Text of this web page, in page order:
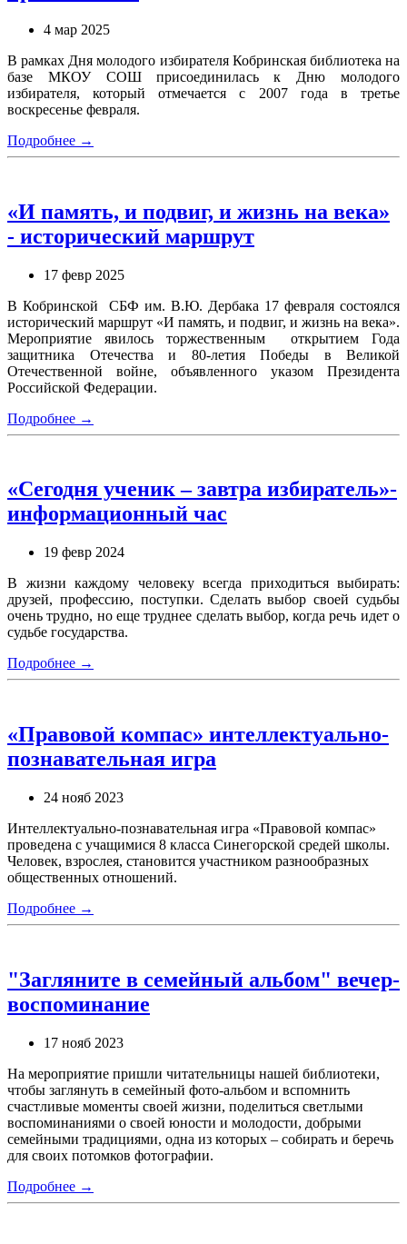
4 мар 2025
В рамках Дня молодого избирателя Кобринская библиотека на
базе МКОУ СОШ присоединилась к Дню молодого
избирателя, который отмечается с 2007 года в третье
воскресенье февраля.
Подробнее →
«И память, и подвиг, и жизнь на века»
- исторический маршрут
17 февр 2025
В Кобринской СБФ им. В.Ю. Дербака 17 февраля состоялся
исторический маршрут «И память, и подвиг, и жизнь на века».
Мероприятие явилось торжественным открытием Года
защитника Отечества и 80-летия Победы в Великой
Отечественной войне, объявленного указом Президента
Российской Федерации.
Подробнее →
«Сегодня ученик – завтра избиратель»-
информационный час
19 февр 2024
В жизни каждому человеку всегда приходиться выбирать:
друзей, профессию, поступки. Сделать выбор своей судьбы
очень трудно, но еще труднее сделать выбор, когда речь идет о
судьбе государства.
Подробнее →
«Правовой компас» интеллектуально-
познавательная игра
24 нояб 2023
Интеллектуально-познавательная игра «Правовой компас»
проведена с учащимися 8 класса Синегорской средей школы.
Человек, взрослея, становится участником разнообразных
общественных отношений.
Подробнее →
"Загляните в семейный альбом" вечер-
воспоминание
17 нояб 2023
На мероприятие пришли читательницы нашей библиотеки,
чтобы заглянуть в семейный фото-альбом и вспомнить
счастливые моменты своей жизни, поделиться светлыми
воспоминаниями о своей юности и молодости, добрыми
семейными традициями, одна из которых – собирать и беречь
для своих потомков фотографии.
Подробнее →